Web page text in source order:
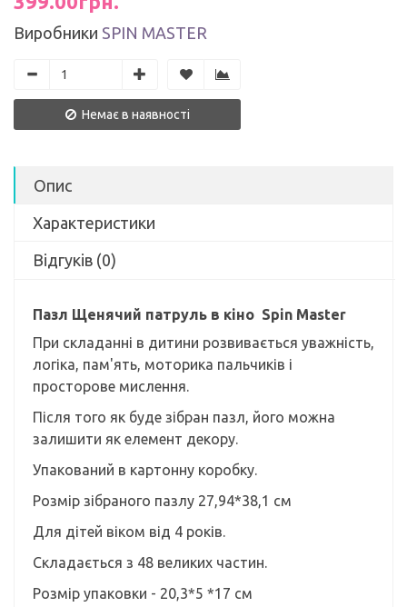
Виробники SPIN MASTER
Немає в наявності
Опис
Характеристики
Відгуків (0)
Пазл Щенячий патруль в кіно Spin Master
При складанні в дитини розвивається уважність,
логіка, пам'ять, моторика пальчиків і
просторове мислення.
Після того як буде зібран пазл, його можна
залишити як елемент декору.
Упакований в картонну коробку.
Розмір зібраного пазлу 27,94*38,1 см
Для дітей віком від 4 років.
Складається з 48 великих частин.
Розмір упаковки - 20,3*5 *17 см